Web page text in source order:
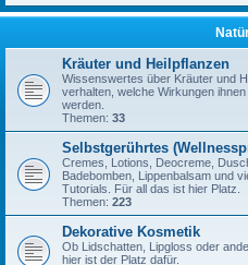
Kräuter und Heilpflanzen
Wissenswertes über Kräuter und
verhalten, welche Wirkungen
werden.
Themen: 33
Selbstgerührtes
Cremes, Lotions, Deocreme,
Badebomben, Lippenbalsam und
Tutorials. Für all das ist hier Platz.
Themen: 223
Dekorative Kosmetik
Ob Lidschatten, Lipgloss oder
hier ist der Platz dafür.